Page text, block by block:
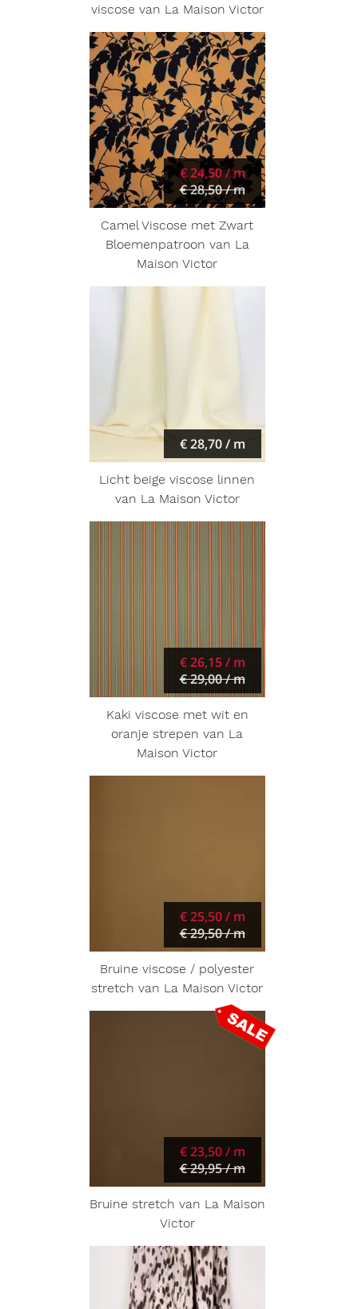
viscose van La Maison Victor
€ 24,50 / m
€ 28,50 / m
Camel Viscose met Zwart
Bloemenpatroon van La
Maison Victor
€ 28,70 / m
Licht beige viscose linnen
van La Maison Victor
€ 26,15 / m
€ 29,00 / m
Kaki viscose met wit en
oranje strepen van La
Maison Victor
€ 25,50 / m
€ 29,50 / m
Bruine viscose / polyester
stretch van La Maison Victor
€ 23,50 / m
€ 29,95 / m
Bruine stretch van La Maison
Victor